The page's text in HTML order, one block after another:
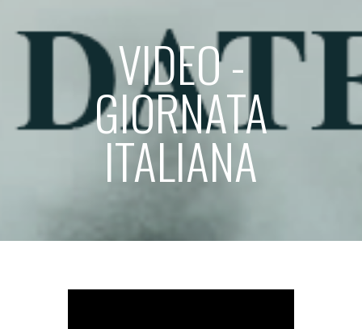
VIDEO -
GIORNATA
ITALIANA